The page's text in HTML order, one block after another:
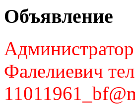
Объявление
Фалелиевич